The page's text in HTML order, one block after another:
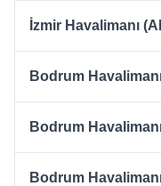
İzmir Havalimanı
Bodrum
Bodrum
Bodrum